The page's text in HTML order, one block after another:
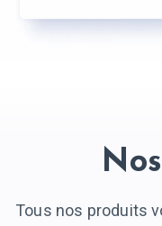
Tous nos produits